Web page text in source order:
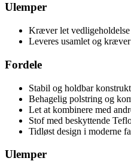
Ulemper
Kræver let
Leveres usamlet og
Fordele
Stabil og holdbar
Behagelig polstring og
Let at kombinere med
Stof med beskyttende
Tidløst design i moderne
Ulemper